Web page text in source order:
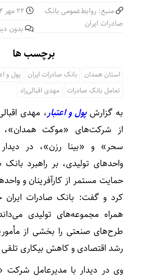
منبع: روابط‌عمومی بانک
صادرات ایران
بدون
برچسب ها
استان همدان بانک صادرات ایران
پول و
تعامل بانک صادرات
​مهدی اقبالی‌راد
به گزارشپول و اعتبار، مهدی
از شرکت‌های «موکت همدان»،
سحر» و «بینا رزن»، در دیدار
واحدهای تولیدی، بر راهبرد بانک
حمایت مستمر از کارآفرینان و
کرد و گفت: بانک صادرات
همراه مجموعه‌های تولیدی
طرح‌های صنعتی را بخشی از
رشد اقتصادی و کاهش بیکاری
وی در دیدار با مدیرعامل